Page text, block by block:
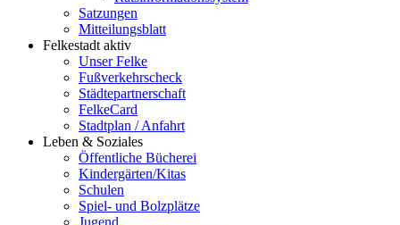
Satzungen
Mitteilungsblatt
Felkestadt aktiv
Unser Felke
Fußverkehrscheck
Städtepartnerschaft
FelkeCard
Stadtplan / Anfahrt
Leben & Soziales
Öffentliche Bücherei
Kindergärten/Kitas
Schulen
Spiel- und Bolzplätze
Jugend